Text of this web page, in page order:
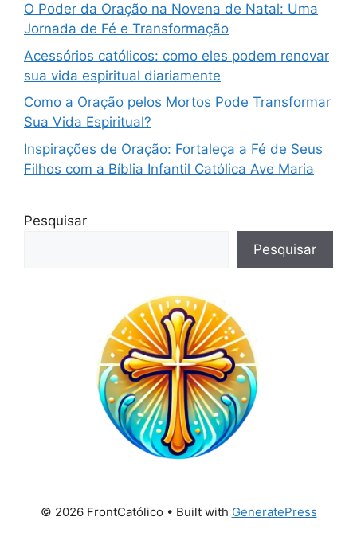
O Poder da Oração na Novena de Natal: Uma
Jornada de Fé e Transformação
Acessórios católicos: como eles podem renovar
sua vida espiritual diariamente
Como a Oração pelos Mortos Pode Transformar
Sua Vida Espiritual?
Inspirações de Oração: Fortaleça a Fé de Seus
Filhos com a Bíblia Infantil Católica Ave Maria
Pesquisar
Pesquisar
© 2026 FrontCatólico • Built with GeneratePress